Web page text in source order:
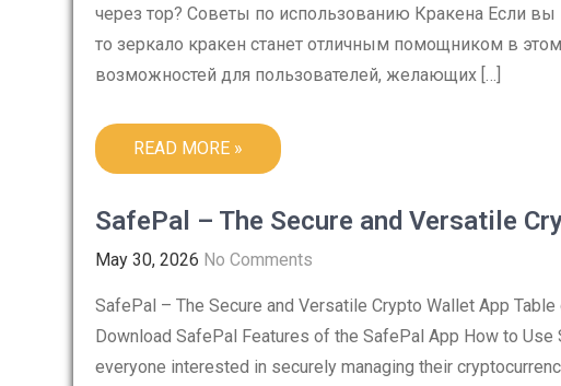
через тор? Советы по использованию Кракена Если
то зеркало кракен станет отличным помощником в
возможностей для пользователей, желающих […]
READ MORE »
SafePal – The Secure and Versatile
May 30, 2026 No Comments
SafePal – The Secure and Versatile Crypto Wallet App
Download SafePal Features of the SafePal App How to
everyone interested in securely managing their